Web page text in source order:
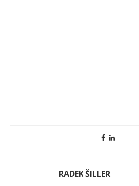
RADEK ŠILLER